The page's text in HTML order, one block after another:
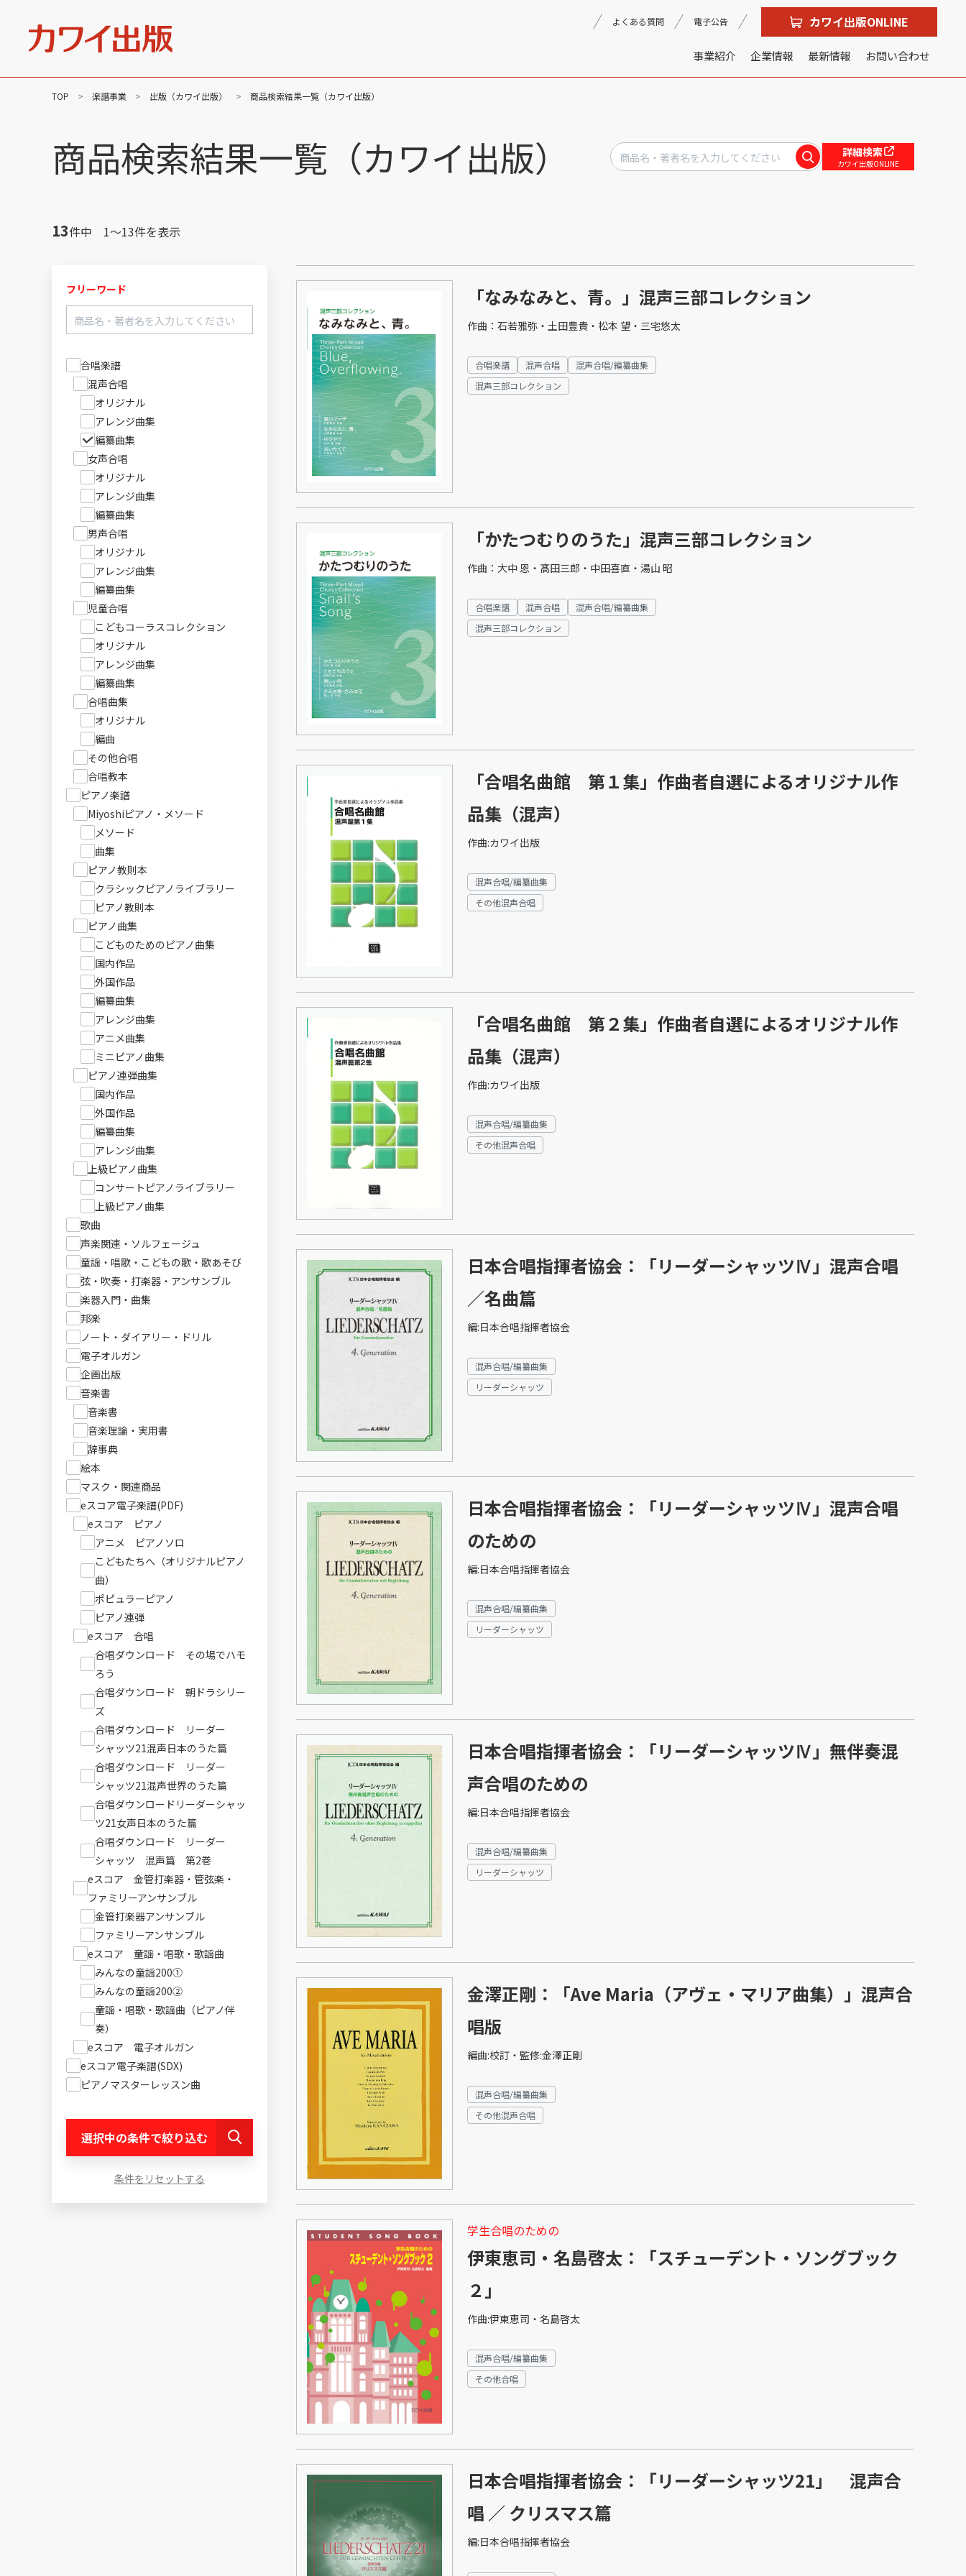
事業紹介
出版（全音楽譜出版社）
出版（カワイ出版）
製品
音楽教育
企業情報 最新情報 お問い合わせ
よくある質問 電子公告 カワイ出版ONLINE
TOP 楽譜事業 出版（カワイ出版） 商品検索結果一覧（カワイ出版）
商品検索結果一覧（カワイ出版） 詳細検索
カワイ出版ONLINE
13件中 1～13件を表示
「なみなみと、青。」混声三部コレクション
作曲：石若雅弥・土田豊貴・松本 望・三宅悠太
合唱楽譜 混声合唱
混声合唱/編纂曲集
混声三部コレクション
「かたつむりのうた」混声三部コレクション
作曲：大中 恩・髙田三郎・中田喜直・湯山 昭
合唱楽譜 混声合唱
混声合唱/編纂曲集
混声三部コレクション
「合唱名曲館 第１集」作曲者自選によるオリジナル作
品集（混声）
作曲:カワイ出版
混声合唱/編纂曲集
その他混声合唱
「合唱名曲館 第２集」作曲者自選によるオリジナル作
品集（混声）
作曲:カワイ出版
混声合唱/編纂曲集
その他混声合唱
日本合唱指揮者協会：「リーダーシャッツⅣ」混声合唱
／名曲篇
編:日本合唱指揮者協会
混声合唱/編纂曲集
リーダーシャッツ
日本合唱指揮者協会：「リーダーシャッツⅣ」混声合唱
のための
編:日本合唱指揮者協会
混声合唱/編纂曲集
リーダーシャッツ
日本合唱指揮者協会：「リーダーシャッツⅣ」無伴奏混
声合唱のための
編:日本合唱指揮者協会
混声合唱/編纂曲集
リーダーシャッツ
金澤正剛：「Ave Maria（アヴェ・マリア曲集）」混声合
唱版
編曲:校訂・監修:金澤正剛
混声合唱/編纂曲集
その他混声合唱
学生合唱のための
伊東恵司・名島啓太：「スチューデント・ソングブック
２」
作曲:伊東恵司・名島啓太
混声合唱/編纂曲集
その他合唱
日本合唱指揮者協会：「リーダーシャッツ21」 混声合
唱 ／ クリスマス篇
編:日本合唱指揮者協会
フリーワード
合唱楽譜
混声合唱
オリジナル
アレンジ曲集
編纂曲集
女声合唱
オリジナル
アレンジ曲集
編纂曲集
男声合唱
オリジナル
アレンジ曲集
編纂曲集
児童合唱
こどもコーラスコレクション
オリジナル
アレンジ曲集
編纂曲集
合唱曲集
オリジナル
編曲
その他合唱
合唱教本
ピアノ楽譜
Miyoshiピアノ・メソード
メソード
曲集
ピアノ教則本
クラシックピアノライブラリー
ピアノ教則本
ピアノ曲集
こどものためのピアノ曲集
国内作品
外国作品
編纂曲集
アレンジ曲集
アニメ曲集
ミニピアノ曲集
ピアノ連弾曲集
国内作品
外国作品
編纂曲集
アレンジ曲集
上級ピアノ曲集
コンサートピアノライブラリー
上級ピアノ曲集
歌曲
声楽関連・ソルフェージュ
童謡・唱歌・こどもの歌・歌あそび
弦・吹奏・打楽器・アンサンブル
楽器入門・曲集
邦楽
ノート・ダイアリー・ドリル
電子オルガン
企画出版
音楽書
音楽書
音楽理論・実用書
辞事典
絵本
マスク・関連商品
eスコア電子楽譜(PDF)
eスコア ピアノ
アニメ ピアノソロ
こどもたちへ（オリジナルピアノ
曲）
ポピュラーピアノ
ピアノ連弾
eスコア 合唱
合唱ダウンロード その場でハモ
ろう
合唱ダウンロード 朝ドラシリー
ズ
合唱ダウンロード リーダー
シャッツ21混声日本のうた篇
合唱ダウンロード リーダー
シャッツ21混声世界のうた篇
合唱ダウンロードリーダーシャッ
ツ21女声日本のうた篇
合唱ダウンロード リーダー
シャッツ 混声篇 第2巻
eスコア 金管打楽器・管弦楽・
ファミリーアンサンブル
金管打楽器アンサンブル
ファミリーアンサンブル
eスコア 童謡・唱歌・歌謡曲
みんなの童謡200①
みんなの童謡200②
童謡・唱歌・歌謡曲（ピアノ伴
奏）
eスコア 電子オルガン
eスコア電子楽譜(SDX)
ピアノマスターレッスン曲
選択中の条件で絞り込む
条件をリセットする